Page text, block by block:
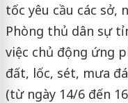
tốc yêu cầu các sở,
Phòng thủ dân sự
việc chủ động ứng
đất, lốc, sét, mưa
(từ ngày 14/6 đến